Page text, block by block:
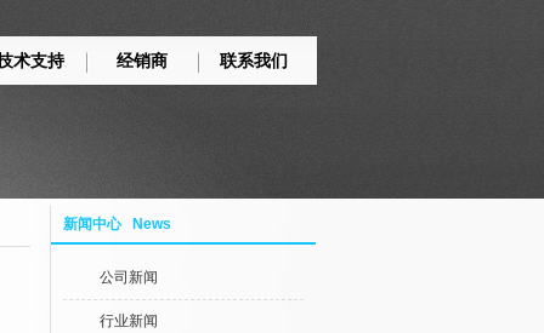
术支持 经销商 联系我们
新闻中心 News
公司新闻
行业新闻